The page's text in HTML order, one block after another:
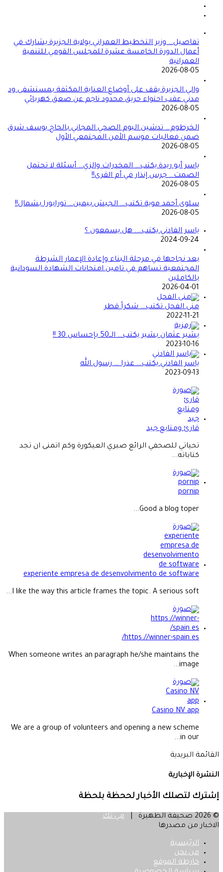
تفاصيل… وزير التخطيط العمراني بولاية الجزيرة يشارك في
أعمال الدورة الخامسة عشرة للمجلس القومي للتنمية
العمرانية
2026-08-05
والي الجزيرة يقف على أوضاع العناية المكثفة بمستشفى ود
مدني عقب احتواء حريق محدود ناجم عن صعق كهربائي
2026-08-05
الخرطوم… تدشين اليوم الصحي المجاني بالحاج يوسف شرق
ضمن فعاليات موسم الأمن المجتمعي الأول
2026-08-05
ياسر أبو ريدة يكتب… المخدرات والزي… أسئلة لا تحتمل
الصمت… جرس إنذار في أم القرى!!
2026-08-05
سلوى أحمد موية تكتب… الجيش بيمين… تورابورا بشمال!!
2026-08-05
ياسر الفادني يكتب…. هل يسمعون ؟
2024-09-24
بعد نجاحها في مرحلة البناء وإعادة الإعمار الشرطة
المجتمعية تساهم في تامين امتحانات الشهادة السودانية
بالكاملين
2026-04-01
منى الفحل تكتب… شكراً قطر
2022-11-21
بشير عثمان بشير يكتب… الــ50 بإحساس 30 !!
2023-10-16
ياسر الفادني يكتب… عذرا … رسول الله
2023-09-13
قارئ ومتابع جيد
تحياتي للصحفي الرائع صبري العيكورة وكم اتمنى ان تجد
كتاباته...
pornip
Good a blog toper...
experiente empresa de desenvolvimento de software
I like the way this article frames the topic. A serious soft...
https://winner-spain.es/
When someone writes an paragraph he/she maintains the
image...
Casino NV app
We are a group of volunteers and opening a new scheme
in our...
القائمة البريدية
النشرة الإخبارية
إشترك لتصلك الأخبار لححظة بلحظة
© 2026 صحيفة الظهيرة |
مي تك
الاخبار من مصدرها
الرئيسية
من نحن
خارطة الموقع